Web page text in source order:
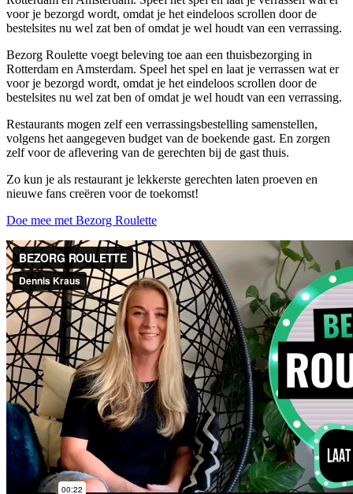
voor je bezorgd wordt, omdat je het eindeloos scrollen door de
bestelsites nu wel zat ben of omdat je wel houdt van een verrassing.
Bezorg Roulette voegt beleving toe aan een thuisbezorging in
Rotterdam en Amsterdam. Speel het spel en laat je verrassen wat er
voor je bezorgd wordt, omdat je het eindeloos scrollen door de
bestelsites nu wel zat ben of omdat je wel houdt van een verrassing.
Restaurants mogen zelf een verrassingsbestelling samenstellen,
volgens het aangegeven budget van de boekende gast. En zorgen
zelf voor de aflevering van de gerechten bij de gast thuis.
Zo kun je als restaurant je lekkerste gerechten laten proeven en
nieuwe fans creëren voor de toekomst!
Doe mee met Bezorg Roulette